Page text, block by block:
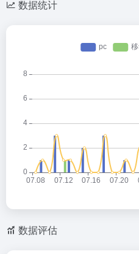
数据统计
数据评估